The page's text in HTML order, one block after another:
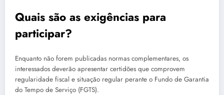
Quais são as exigências para
participar?
Enquanto não forem publicadas normas complementares, os
interessados deverão apresentar certidões que comprovem
regularidade fiscal e situação regular perante o Fundo de Garantia
do Tempo de Serviço (FGTS).